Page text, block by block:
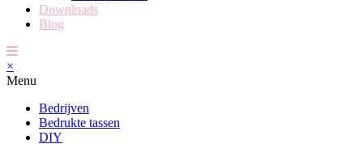
Downloads
Blog
×
Menu
Bedrijven
Bedrukte tassen
DIY